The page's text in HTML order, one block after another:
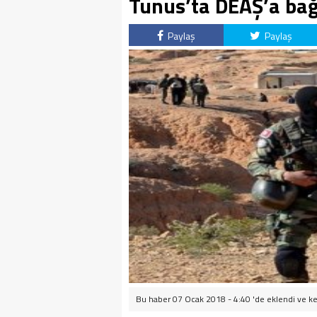
Paylaş Paylaş
Bu haber 07 Ocak 2018 - 4:40 'de eklendi ve